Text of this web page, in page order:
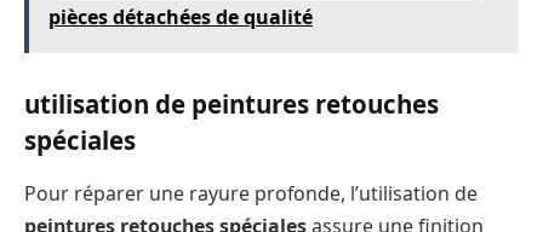
pièces détachées de qualité
utilisation de peintures retouches
spéciales
Pour réparer une rayure profonde, l’utilisation de
peintures retouches spécialesassure une finition